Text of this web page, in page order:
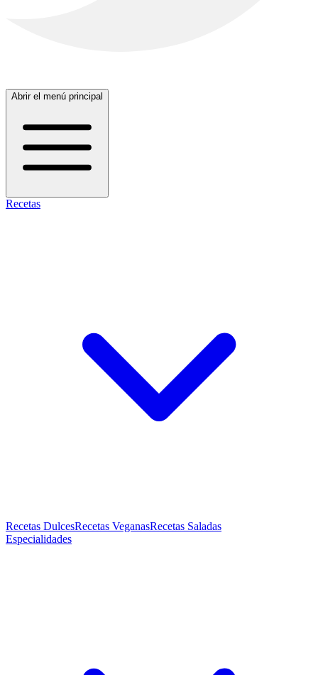
Abrir el menú principal
Recetas
Recetas DulcesRecetas VeganasRecetas Saladas
Especialidades